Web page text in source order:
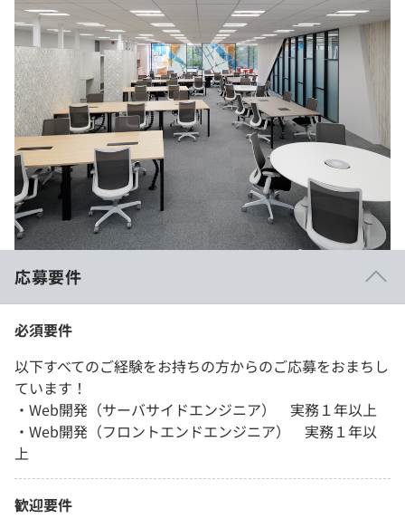
応募要件
必須要件
以下すべてのご経験をお持ちの方からのご応募をおまちし
ています！
・Web開発（サーバサイドエンジニア） 実務１年以上
・Web開発（フロントエンドエンジニア） 実務１年以
上
歓迎要件